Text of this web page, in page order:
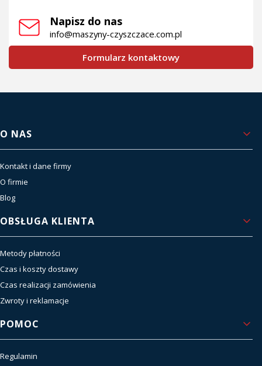
Napisz do nas
info@maszyny-czyszczace.com.pl
Formularz kontaktowy
Linki w stopce
O NAS
Kontakt i dane firmy
O firmie
Blog
OBSŁUGA KLIENTA
Metody płatności
Czas i koszty dostawy
Czas realizacji zamówienia
Zwroty i reklamacje
POMOC
Regulamin